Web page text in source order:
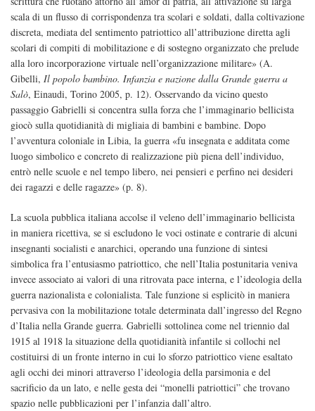
scala di un flusso di corrispondenza tra scolari e soldati, dalla coltivazione
discreta, mediata del sentimento patriottico all’attribuzione diretta agli
scolari di compiti di mobilitazione e di sostegno organizzato che prelude
alla loro incorporazione virtuale nell’organizzazione militare» (A.
Gibelli, Il popolo bambino. Infanzia e nazione dalla Grande guerra a
Salò, Einaudi, Torino 2005, p. 12). Osservando da vicino questo
passaggio Gabrielli si concentra sulla forza che l’immaginario bellicista
giocò sulla quotidianità di migliaia di bambini e bambine. Dopo
l’avventura coloniale in Libia, la guerra «fu insegnata e additata come
luogo simbolico e concreto di realizzazione più piena dell’individuo,
entrò nelle scuole e nel tempo libero, nei pensieri e perfino nei desideri
dei ragazzi e delle ragazze» (p. 8).
La scuola pubblica italiana accolse il veleno dell’immaginario bellicista
in maniera ricettiva, se si escludono le voci ostinate e contrarie di alcuni
insegnanti socialisti e anarchici, operando una funzione di sintesi
simbolica fra l’entusiasmo patriottico, che nell’Italia postunitaria veniva
invece associato ai valori di una ritrovata pace interna, e l’ideologia della
guerra nazionalista e colonialista. Tale funzione si esplicitò in maniera
pervasiva con la mobilitazione totale determinata dall’ingresso del Regno
d’Italia nella Grande guerra. Gabrielli sottolinea come nel triennio dal
1915 al 1918 la situazione della quotidianità infantile si collochi nel
costituirsi di un fronte interno in cui lo sforzo patriottico viene esaltato
agli occhi dei minori attraverso l’ideologia della parsimonia e del
sacrificio da un lato, e nelle gesta dei “monelli patriottici” che trovano
spazio nelle pubblicazioni per l’infanzia dall’altro.